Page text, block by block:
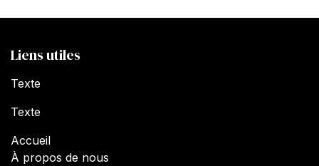
Liens utiles
Texte
Texte
Accueil
À propos de nous